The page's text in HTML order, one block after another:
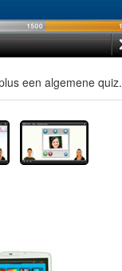
een algemene quiz.